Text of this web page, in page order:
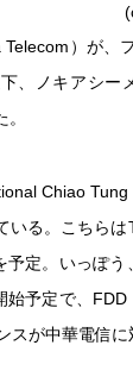
）が、
、ノキアシー
Chiao
いる。こちら
定。いっぽ
予定で、
スが中華電信